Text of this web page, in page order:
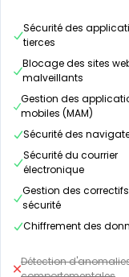
Sécurité des
tierces
Blocage des sites
malveillants
Gestion des
mobiles (MAM)
Sécurité des
Sécurité du courrier
électronique
Gestion des
sécurité
Chiffrement des
Détection